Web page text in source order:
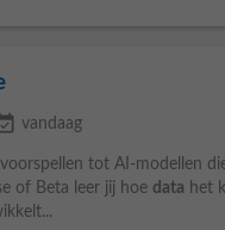
vandaag
tot AI-modellen
of Beta leer jij hoe data het